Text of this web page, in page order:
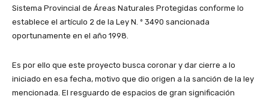
Sistema Provincial de Áreas Naturales Protegidas conforme lo
establece el artículo 2 de la Ley N. º 3490 sancionada
oportunamente en el año 1998.
Es por ello que este proyecto busca coronar y dar cierre a lo
iniciado en esa fecha, motivo que dio origen a la sanción de la ley
mencionada. El resguardo de espacios de gran significación